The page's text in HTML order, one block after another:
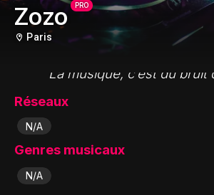
Zozo PRO
Paris
"La musique, c’est du bruit
Réseaux
N/A
Genres musicaux
N/A